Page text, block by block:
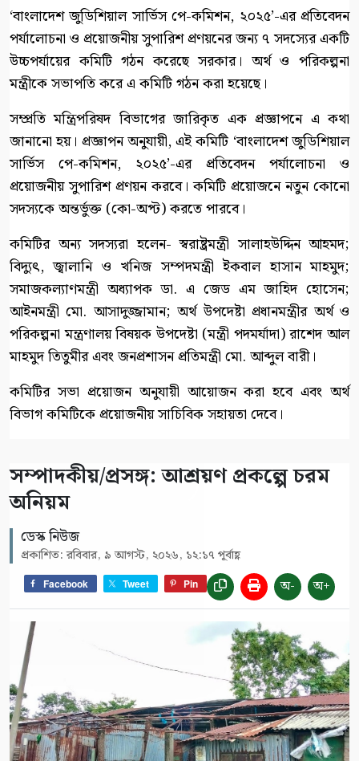
‘বাংলাদেশ জুডিশিয়াল সার্ভিস পে-কমিশন, ২০২৫’-এর প্রতিবেদন
পর্যালোচনা ও প্রয়োজনীয় সুপারিশ প্রণয়নের জন্য ৭ সদস্যের একটি
উচ্চপর্যায়ের কমিটি গঠন করেছে সরকার। অর্থ ও পরিকল্পনা
মন্ত্রীকে সভাপতি করে এ কমিটি গঠন করা হয়েছে।
সম্প্রতি মন্ত্রিপরিষদ বিভাগের জারিকৃত এক প্রজ্ঞাপনে এ কথা
জানানো হয়। প্রজ্ঞাপন অনুযায়ী, এই কমিটি ‘বাংলাদেশ জুডিশিয়াল
সার্ভিস পে-কমিশন, ২০২৫’-এর প্রতিবেদন পর্যালোচনা ও
প্রয়োজনীয় সুপারিশ প্রণয়ন করবে। কমিটি প্রয়োজনে নতুন কোনো
সদস্যকে অন্তর্ভুক্ত (কো-অপ্ট) করতে পারবে।
কমিটির অন্য সদস্যরা হলেন- স্বরাষ্ট্রমন্ত্রী সালাহউদ্দিন আহমদ;
বিদ্যুৎ, জ্বালানি ও খনিজ সম্পদমন্ত্রী ইকবাল হাসান মাহমুদ;
সমাজকল্যাণমন্ত্রী অধ্যাপক ডা. এ জেড এম জাহিদ হোসেন;
আইনমন্ত্রী মো. আসাদুজ্জামান; অর্থ উপদেষ্টা প্রধানমন্ত্রীর অর্থ ও
পরিকল্পনা মন্ত্রণালয় বিষয়ক উপদেষ্টা (মন্ত্রী পদমর্যাদা) রাশেদ আল
মাহমুদ তিতুমীর এবং জনপ্রশাসন প্রতিমন্ত্রী মো. আব্দুল বারী।
কমিটির সভা প্রয়োজন অনুযায়ী আয়োজন করা হবে এবং অর্থ
বিভাগ কমিটিকে প্রয়োজনীয় সাচিবিক সহায়তা দেবে।
সম্পাদকীয়/প্রসঙ্গ: আশ্রয়ণ প্রকল্পে চরম
অনিয়ম
ডেস্ক নিউজ
প্রকাশিত: রবিবার, ৯ আগস্ট, ২০২৬, ১২:১৭ পূর্বাহ্ণ
Facebook Tweet Pin অ- অ+